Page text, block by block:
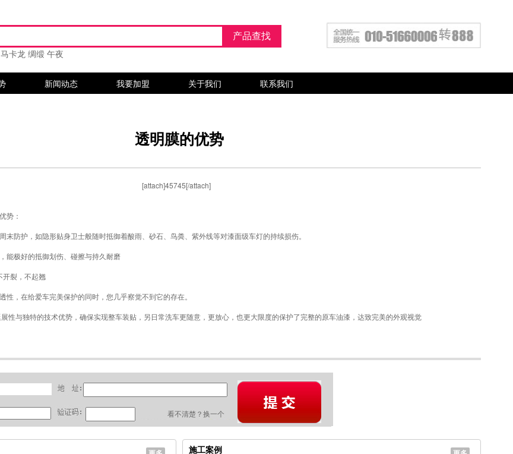
马卡龙 绸缎 午夜
新闻动态 我要加盟 关于我们 联系我们
透明膜的优势
[attach]45745[/attach]
势：
防护，如隐形贴身卫士般随时抵御着酸雨、砂石、鸟粪、紫外线等对漆面级车灯的持续损伤。
极好的抵御划伤、碰擦与持久耐磨
裂，不起翘
，在给爱车完美保护的同时，您几乎察觉不到它的存在。
与独特的技术优势，确保实现整车装贴，另日常洗车更随意，更放心，也更大限度的保护了完整的原车油漆，达致完美的外观视觉
看不清楚？换一个
施工案例